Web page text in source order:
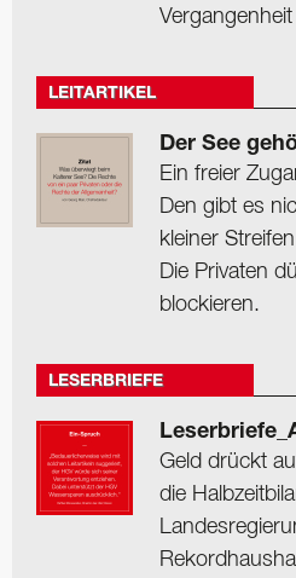
LEITARTIKEL
Der See
Ein freier
Den gibt es
kleiner
Die Privaten
blockieren.
LESERBRIEFE
Geld drückt
die